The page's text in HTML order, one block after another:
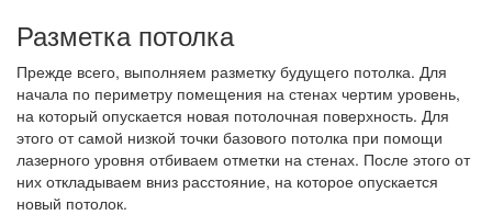
Разметка потолка
Прежде всего, выполняем разметку будущего потолка. Для
начала по периметру помещения на стенах чертим уровень,
на который опускается новая потолочная поверхность. Для
этого от самой низкой точки базового потолка при помощи
лазерного уровня отбиваем отметки на стенах. После этого от
них откладываем вниз расстояние, на которое опускается
новый потолок.